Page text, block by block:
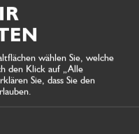
wählen Sie, welche
den Klick auf „Alle
Sie, dass Sie den